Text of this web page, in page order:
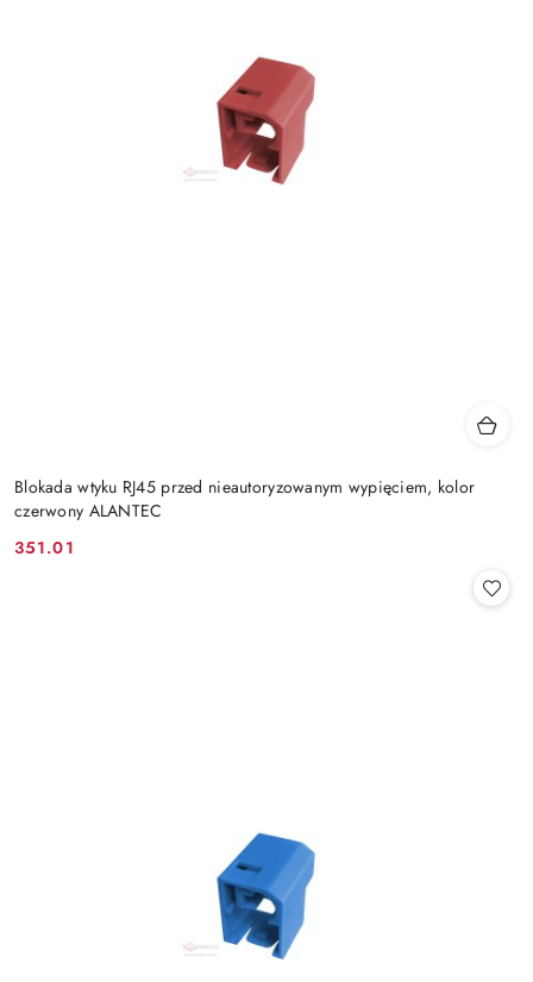
Blokada wtyku RJ45 przed nieautoryzowanym wypięciem, kolor
czerwony ALANTEC
Cena:
351.01